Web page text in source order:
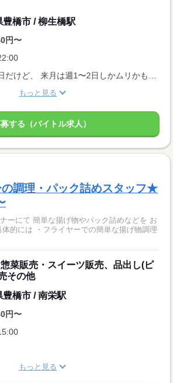
豊橋市 / 柳生橋駅
円〜
もっと見る
する（バイトル求人）
調理・パック詰めスタッフ★
ーにて 簡単な揚げ物やパック詰めなどを お
的には ・フライヤーでの簡単な揚げ物調理
菜販売・スイーツ販売、品出し(ピ
その他
橋市 / 南栄駅
円〜
もっと見る